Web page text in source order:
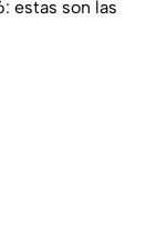
estas son las